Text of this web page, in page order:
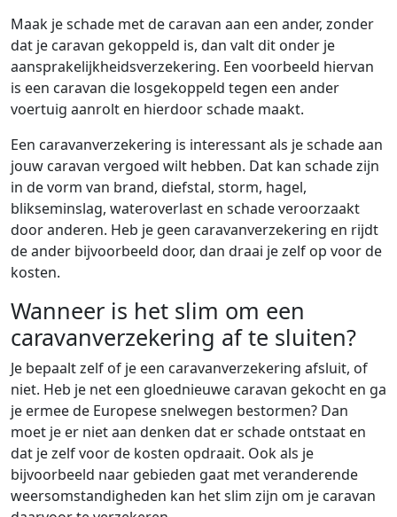
Maak je schade met de caravan aan een ander, zonder
dat je caravan gekoppeld is, dan valt dit onder je
aansprakelijkheidsverzekering. Een voorbeeld hiervan
is een caravan die losgekoppeld tegen een ander
voertuig aanrolt en hierdoor schade maakt.
Een caravanverzekering is interessant als je schade aan
jouw caravan vergoed wilt hebben. Dat kan schade zijn
in de vorm van brand, diefstal, storm, hagel,
blikseminslag, wateroverlast en schade veroorzaakt
door anderen. Heb je geen caravanverzekering en rijdt
de ander bijvoorbeeld door, dan draai je zelf op voor de
kosten.
Wanneer is het slim om een
caravanverzekering af te sluiten?
Je bepaalt zelf of je een caravanverzekering afsluit, of
niet. Heb je net een gloednieuwe caravan gekocht en ga
je ermee de Europese snelwegen bestormen? Dan
moet je er niet aan denken dat er schade ontstaat en
dat je zelf voor de kosten opdraait. Ook als je
bijvoorbeeld naar gebieden gaat met veranderende
weersomstandigheden kan het slim zijn om je caravan